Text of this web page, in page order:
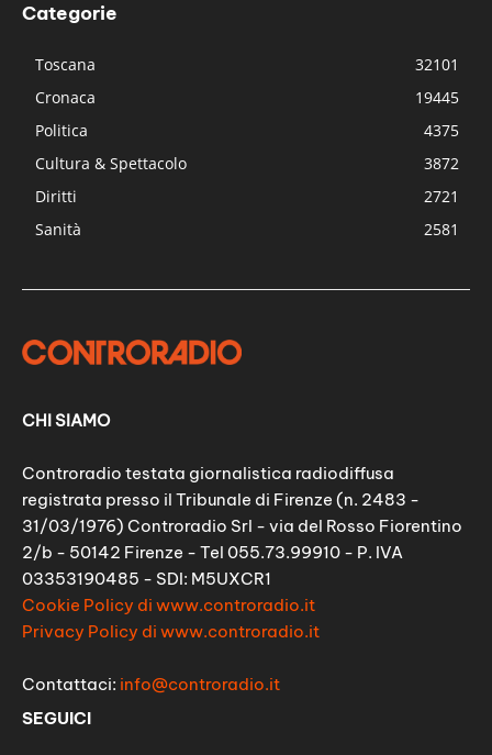
Categorie
Toscana
32101
Cronaca
19445
Politica
4375
Cultura & Spettacolo
3872
Diritti
2721
Sanità
2581
CHI SIAMO
Controradio testata giornalistica radiodiffusa
registrata presso il Tribunale di Firenze (n. 2483 -
31/03/1976) Controradio Srl - via del Rosso Fiorentino
2/b - 50142 Firenze - Tel 055.73.99910 - P. IVA
03353190485 - SDI: M5UXCR1
Cookie Policy di www.controradio.it
Privacy Policy di www.controradio.it
Contattaci: info@controradio.it
SEGUICI